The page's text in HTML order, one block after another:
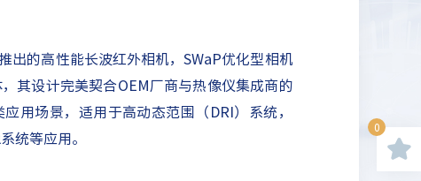
出的高性能长波红外相机，SWaP优化型相机
其设计完美契合OEM厂商与热像仪集成商的
用场景，适用于‌高动态范围（DRI）系统‌，
统‌等应用。
0